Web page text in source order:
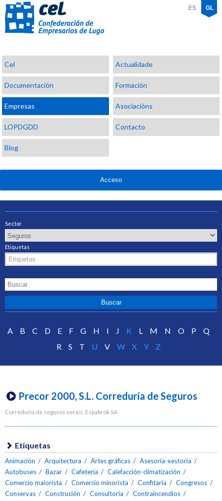
Confederación
de
Empresarios
de
Lugo
ES GL
Cel Actualidade
Documentación Formación
Empresas Asociacións
LOPDGDD Contacto
Blog
Acceso
Sector
Etiquetas
A B C D E F G H I J K L M N O P
Q
R
S T U V W X Y Z
Precor 2000, S.L. Correduría de Seguros
Correduría de seguros xerais. Espabrok SA
Etiquetas
Animación Arquitectura Artes gráficas
Asesoría-xestoría
Autobuses
Bazar Cafetería
Calefacción-climatización
Comercio maiorista
Comercio minorista Confitaría
Congresos
Conservas
Construción Consultoría
Contraincendios